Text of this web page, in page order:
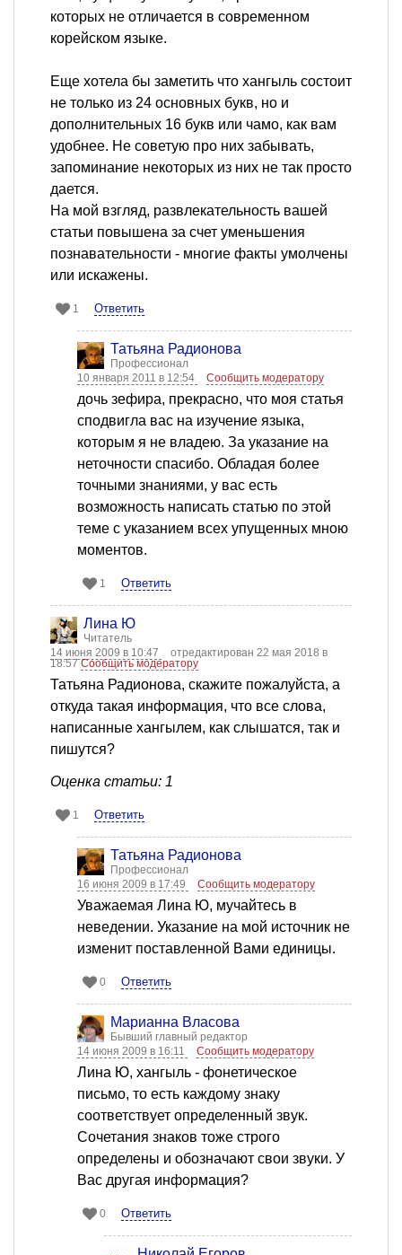
которых не отличается в современном
корейском языке.
Еще хотела бы заметить что хангыль состоит
не только из 24 основных букв, но и
дополнительных 16 букв или чамо, как вам
удобнее. Не советую про них забывать,
запоминание некоторых из них не так просто
дается.
На мой взгляд, развлекательность вашей
статьи повышена за счет уменьшения
познавательности - многие факты умолчены
или искажены.
1 Ответить
Татьяна Радионова
Профессионал
10 января 2011 в 12:54
Сообщить модератору
дочь зефира, прекрасно, что моя статья
сподвигла вас на изучение языка,
которым я не владею. За указание на
неточности спасибо. Обладая более
точными знаниями, у вас есть
возможность написать статью по этой
теме с указанием всех упущенных мною
моментов.
1 Ответить
Лина Ю
Читатель
14 июня 2009 в 10:47
отредактирован 22 мая 2018 в
18:57Сообщить модератору
Татьяна Радионова, скажите пожалуйста, а
откуда такая информация, что все слова,
написанные хангылем, как слышатся, так и
пишутся?
Оценка статьи: 1
1 Ответить
Татьяна Радионова
Профессионал
16 июня 2009 в 17:49
Сообщить модератору
Уважаемая Лина Ю, мучайтесь в
неведении. Указание на мой источник не
изменит поставленной Вами единицы.
0 Ответить
Марианна Власова
Бывший главный редактор
14 июня 2009 в 16:11
Сообщить модератору
Лина Ю, хангыль - фонетическое
письмо, то есть каждому знаку
соответствует определенный звук.
Сочетания знаков тоже строго
определены и обозначают свои звуки. У
Вас другая информация?
0 Ответить